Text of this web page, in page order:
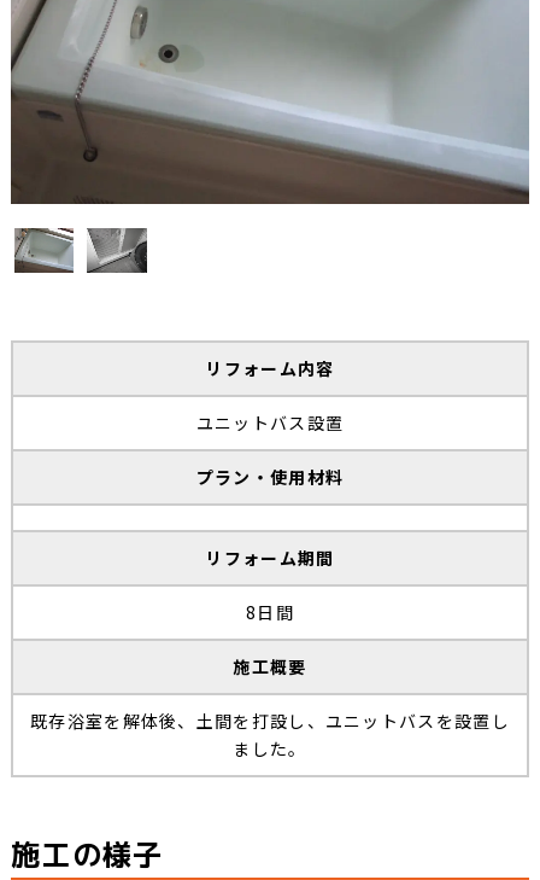
リフォーム内容
ユニットバス設置
プラン・使用材料
リフォーム期間
8日間
施工概要
既存浴室を解体後、土間を打設し、ユニットバスを設置し
ました。
施工の様子